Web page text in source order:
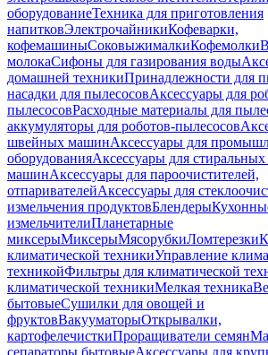
оборудованиеТехника для приготовления
напитковЭлектрочайникиКофеварки,
кофемашиныСоковыжималкиКофемолки
молокаСифоны для газирования воды
домашней техникиПринадлежности для
насадки для пылесосовАксессуары для
пылесосовРасходные материалы для
аккумуляторы для роботов-пылесосов
швейных машинАксессуары для
оборудованияАксессуары для
машинАксессуары для пароочистителей,
отпаривателейАксессуары для
измельчения продуктовБлендеры
измельчителиПланетарные
миксерыМиксерыМясорубкиЛомтерезки
климатической техникиУправление
техникойФильтры для климатической
климатической техникиМелкая техника
бытовыеСушилки для овощей и
фруктовВакууматорыОткрывалки,
картофелечисткиПроращиватели семян
сепараторы бытовыеАксессуары для